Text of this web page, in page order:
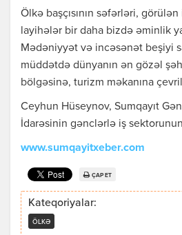
Ölkə başçısının səfərləri, görülən
layihələr bir daha bizdə əminlik
Mədəniyyət və incəsənət beşiyi
müddətdə dünyanın ən gözəl
bölgəsinə, turizm məkanına
Ceyhun Hüseynov, Sumqayıt
İdarəsinin gənclərlə iş
www.sumqayitxeber.com
ÇAP ET
Kateqoriyalar:
ÖLKƏ